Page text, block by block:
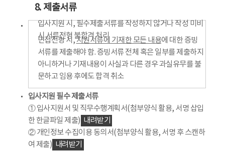
8. 제출서류
입사지원 시, 필수제출서류를 작성하지 않거나 작성 미비
시 서류전형 불합격 처리
면접전형 시,지원서류에 기재한 모든 내용에 대한 증빙
서류를 제출해야 함. 증빙서류 전체 혹은 일부를 제출하지
아니하거나 기재내용이 사실과 다른 경우 과실유무를 불
문하고 임용 후에도 합격 취소
입사지원 필수 제출서류
① 입사지원서 및 직무수행계획서(첨부양식 활용, 서명 삽입
한 한글파일 제출) 내려받기
② 개인정보 수집이용 동의서(첨부양식 활용, 서명 후 스캔하
여 제출) 내려받기